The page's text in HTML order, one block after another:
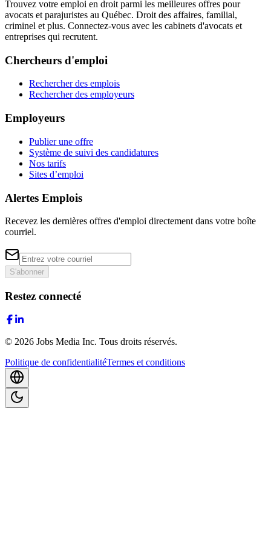
Trouvez votre emploi en droit parmi les meilleures offres pour
avocats et parajuristes au Québec. Droit des affaires, familial,
criminel et plus. Connectez-vous avec les cabinets d'avocats et
entreprises qui recrutent.
Chercheurs d'emploi
Rechercher des emplois
Rechercher des employeurs
Employeurs
Publier une offre
Système de suivi des candidatures
Nos tarifs
Sites d’emploi
Alertes Emplois
Recevez les dernières offres d'emploi directement dans votre boîte
courriel.
S'abonner
Restez connecté
© 2026 Jobs Media Inc. Tous droits réservés.
Politique de confidentialitéTermes et conditions